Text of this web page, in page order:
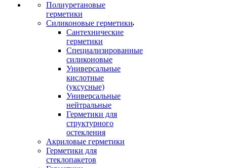
Полиуретановые
герметики
Силиконовые герметики
Сантехнические
герметики
Специализированные
силиконовые
Универсальные
кислотные
(уксусные)
Универсальные
нейтральные
Герметики для
структурного
остекления
Акриловые герметики
Герметики для
стеклопакетов